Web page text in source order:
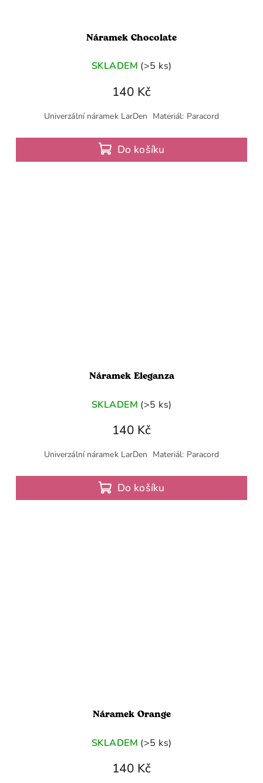
Náramek Chocolate
SKLADEM (>5 ks)
140 Kč
Do košíku
Univerzální náramek LarDen Materiál: Paracord
Náramek Eleganza
SKLADEM (>5 ks)
140 Kč
Do košíku
Univerzální náramek LarDen Materiál: Paracord
Náramek Orange
SKLADEM (>5 ks)
140 Kč